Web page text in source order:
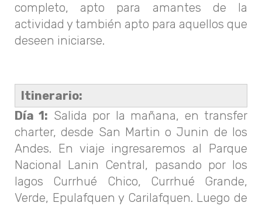
completo, apto para amantes de la
actividad y también apto para aquellos que
deseen iniciarse.
Itinerario:
Día 1: Salida por la mañana, en transfer
charter, desde San Martin o Junin de los
Andes. En viaje ingresaremos al Parque
Nacional Lanin Central, pasando por los
lagos Currhué Chico, Currhué Grande,
Verde, Epulafquen y Carilafquen. Luego de